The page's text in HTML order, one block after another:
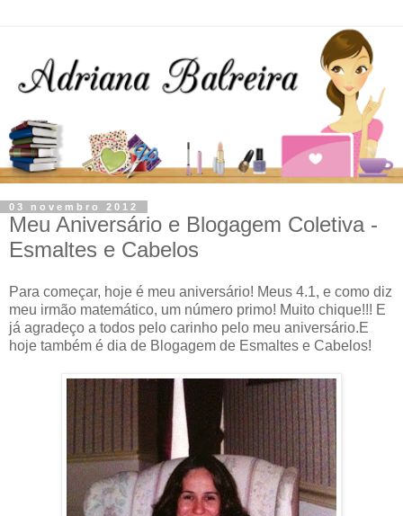
03 novembro 2012
Meu Aniversário e Blogagem Coletiva -
Esmaltes e Cabelos
Para começar, hoje é meu aniversário! Meus 4.1, e como diz
meu irmão matemático, um número primo! Muito chique!!! E
já agradeço a todos pelo carinho pelo meu aniversário.E
hoje também é dia de Blogagem de Esmaltes e Cabelos!